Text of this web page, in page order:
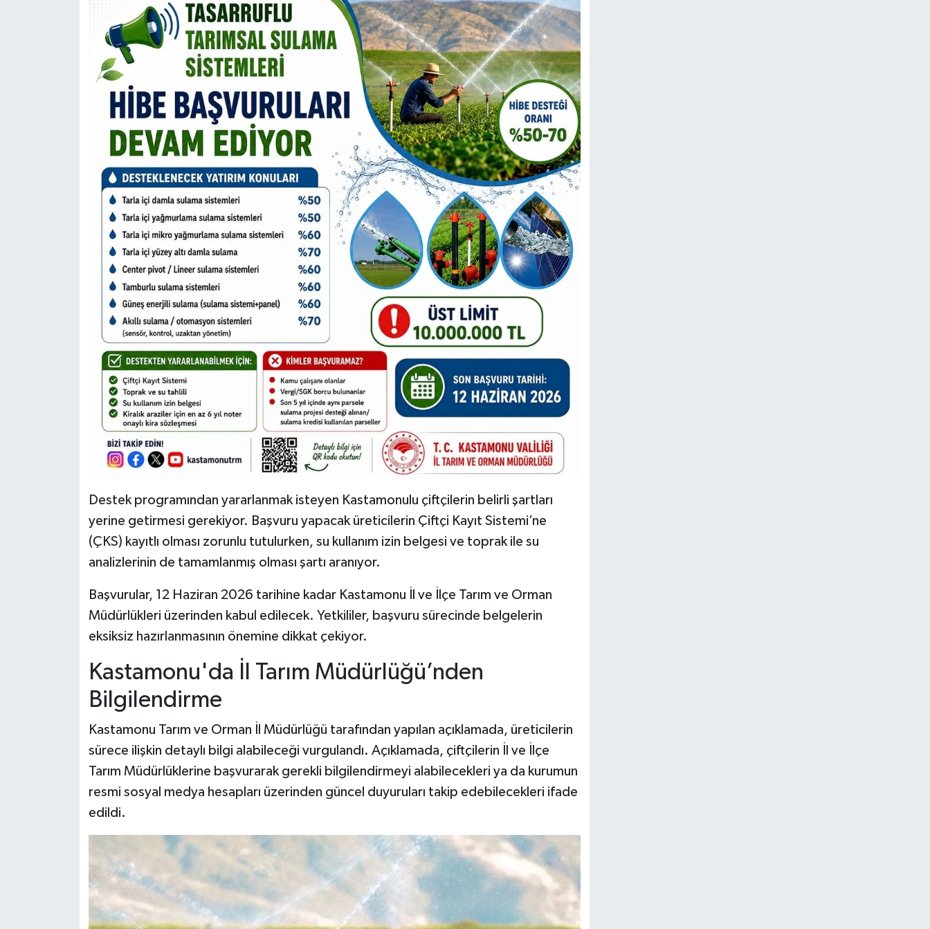
Destek programından yararlanmak isteyen Kastamonulu çiftçilerin belirli şartları
yerine getirmesi gerekiyor. Başvuru yapacak üreticilerin Çiftçi Kayıt Sistemi’ne
(ÇKS) kayıtlı olması zorunlu tutulurken, su kullanım izin belgesi ve toprak ile su
analizlerinin de tamamlanmış olması şartı aranıyor.
Başvurular, 12 Haziran 2026 tarihine kadar Kastamonu İl ve İlçe Tarım ve Orman
Müdürlükleri üzerinden kabul edilecek. Yetkililer, başvuru sürecinde belgelerin
eksiksiz hazırlanmasının önemine dikkat çekiyor.
Kastamonu'da İl Tarım Müdürlüğü’nden
Bilgilendirme
Kastamonu Tarım ve Orman İl Müdürlüğü tarafından yapılan açıklamada, üreticilerin
sürece ilişkin detaylı bilgi alabileceği vurgulandı. Açıklamada, çiftçilerin İl ve İlçe
Tarım Müdürlüklerine başvurarak gerekli bilgilendirmeyi alabilecekleri ya da kurumun
resmi sosyal medya hesapları üzerinden güncel duyuruları takip edebilecekleri ifade
edildi.